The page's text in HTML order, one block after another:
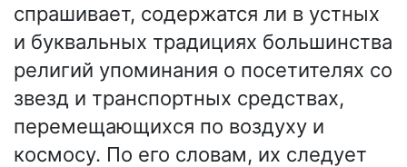
спрашивает, содержатся ли в устных
и буквальных традициях большинства
религий упоминания о посетителях со
звезд и транспортных средствах,
перемещающихся по воздуху и
космосу. По его словам, их следует